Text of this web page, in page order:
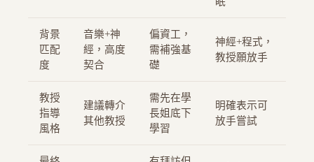
背景
匹配
度
音樂+神
經，高度
契合
偏資工，
需補強基
礎
神經+程式，
教授願放手
教授
指導
風格
建議轉介
其他教授
需先在學
長姐底下
學習
明確表示可
放手嘗試